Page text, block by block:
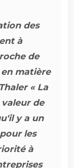
des
à
de
matière
« La
de
y a un
les
à